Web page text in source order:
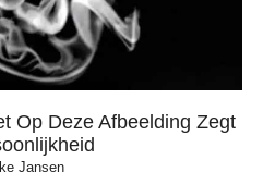
Op Deze Afbeelding Zegt
Jansen